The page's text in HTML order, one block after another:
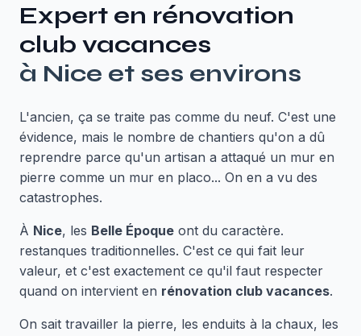
Expert en rénovation
club vacances
à Nice et ses environs
L'ancien, ça se traite pas comme du neuf. C'est une
évidence, mais le nombre de chantiers qu'on a dû
reprendre parce qu'un artisan a attaqué un mur en
pierre comme un mur en placo... On en a vu des
catastrophes.
À Nice, les Belle Époque ont du caractère.
restanques traditionnelles. C'est ce qui fait leur
valeur, et c'est exactement ce qu'il faut respecter
quand on intervient en rénovation club vacances.
On sait travailler la pierre, les enduits à la chaux, les